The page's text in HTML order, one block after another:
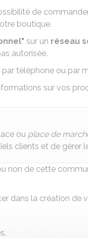
de
boutique.
sur un réseau
autorisée.
téléphone ou par
sur vos
ou place de
clients et de gérer
non de cette
dans la création de